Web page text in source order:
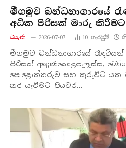
මීගමුව බන්ධනාගාරයේ
අධික පිරිසක් මාරු
එසැණ 2026-07-07 10 නැරඹු​ම්
මීගමුව බන්ධනාගාරයේ
පිරිසක් අඟුණකොළපැලැස්ස,
පොළොන්නරුව සහ කුරුවිට යන
කර යැවීමට පියවර…